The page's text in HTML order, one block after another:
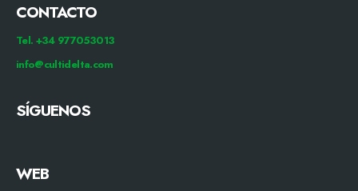
CONTACTO
Tel. +34 977053013
info@cultidelta.com
SÍGUENOS
WEB